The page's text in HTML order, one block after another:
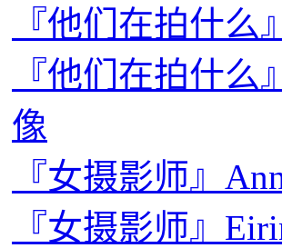
『他们在拍什
『他们在拍什么
像
『女摄影师』
『女摄影师』